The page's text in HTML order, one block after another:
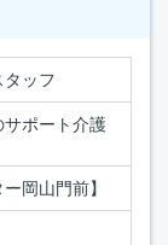
タッフ
サポート介護
岡山門前】